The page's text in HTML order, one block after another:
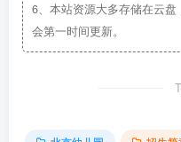
二、报名
6、本站资源大多存储在云
会第一时间更新。